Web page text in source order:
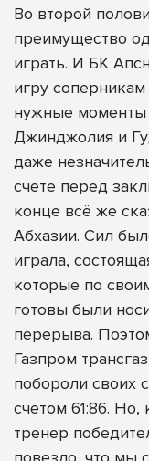
Во второй
преимущество
играть. И БК
игру
нужные моменты
Джинджолия и
даже
счете перед
конце всё же
Абхазии. Сил
играла,
которые по
готовы были
перерыва.
Газпром
побороли своих
счетом 61:86. Но,
тренер